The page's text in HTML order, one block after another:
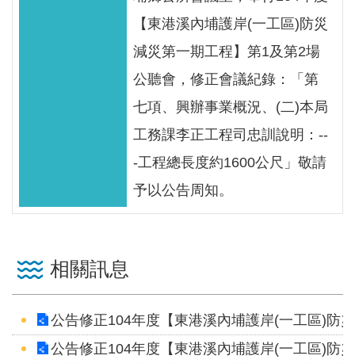
答
政
平
性
【東港溪內埔護岸(一工區)防災
減災第一期工程】第1及第2場
公聽會，修正會議紀錄：「第
七項、興辦事業概況、(二)本局
工務課李正工程司忠訓說明：--
-工程總長度約1600公尺」敬請
予以公告周知。
相關訊息
公告修正104年度【東港溪內埔護岸(一工區)防
公告修正104年度【東港溪內埔護岸(一工區)防